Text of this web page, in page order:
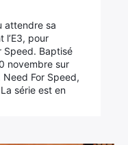
attendre sa
l’E3, pour
Speed. Baptisé
novembre sur
For Speed,
série est en